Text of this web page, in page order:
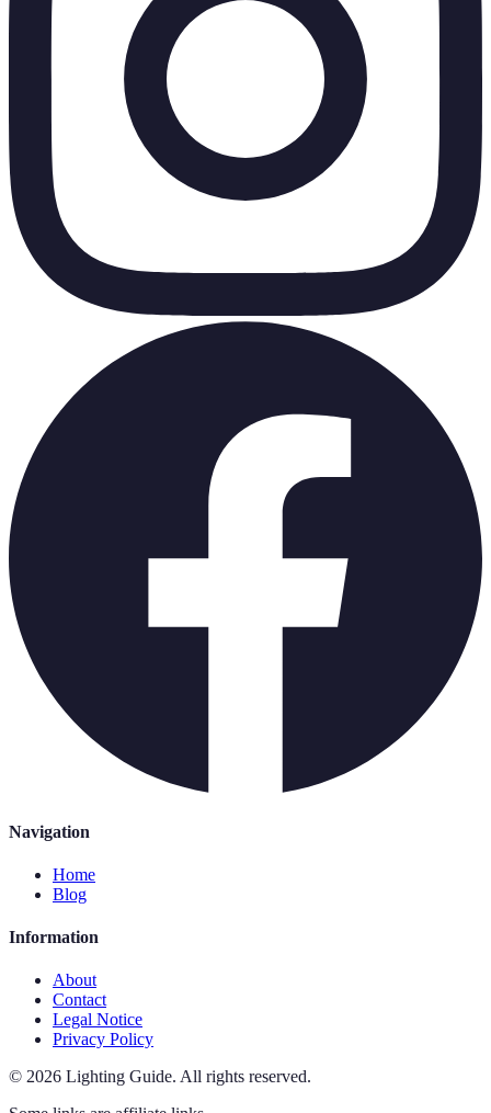
Navigation
Home
Blog
Information
About
Contact
Legal Notice
Privacy Policy
© 2026 Lighting Guide. All rights reserved.